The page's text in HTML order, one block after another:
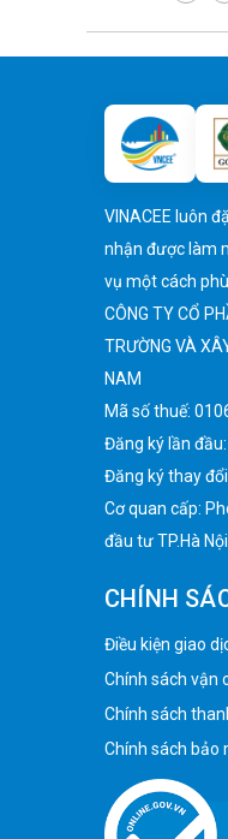
VINACEE luôn
nhận được làm
vụ một cách
CÔNG TY CỔ
TRƯỜNG VÀ
NAM
Mã số thuế:
Đăng ký lần
Đăng ký thay
Cơ quan cấp:
đầu tư TP.Hà Nội
CHÍNH
Điều kiện giao
Chính sách vận
Chính sách
Chính sách bảo